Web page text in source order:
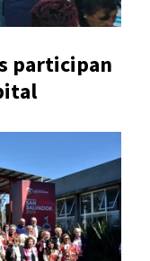
participan